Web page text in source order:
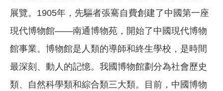
展覽。1905年，先驅者張騫自費創建了中國第一座
現代博物館——南通博物苑，開始了中國現代博物
館事業。博物館是人類的導師和終生學校，是時間
最深刻、動人的記憶。我國博物館劃分為社會歷史
類、自然科學類和綜合類三大類。目前，中國博物